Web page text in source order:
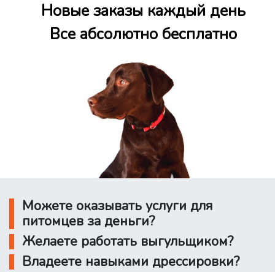
Новые заказы каждый день
Все абсолютно бесплатно
Можете оказывать услуги для
питомцев за деньги?
Желаете работать выгульщиком?
Владеете навыками дрессировки?